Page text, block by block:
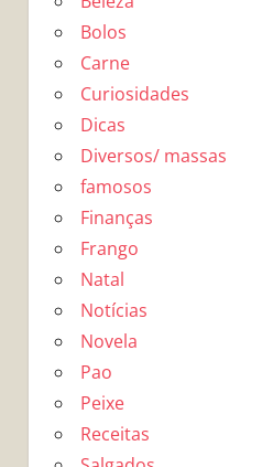
Bolos
Carne
Curiosidades
Dicas
Diversos/ massas
famosos
Finanças
Frango
Natal
Notícias
Novela
Pao
Peixe
Receitas